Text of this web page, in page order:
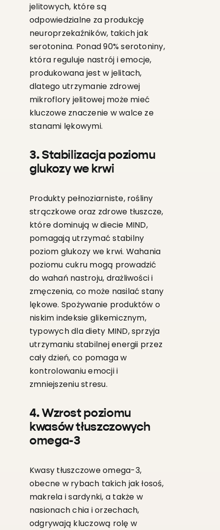
jelitowych, które są
odpowiedzialne za produkcję
neuroprzekaźników, takich jak
serotonina. Ponad 90% serotoniny,
która reguluje nastrój i emocje,
produkowana jest w jelitach,
dlatego utrzymanie zdrowej
mikroflory jelitowej może mieć
kluczowe znaczenie w walce ze
stanami lękowymi.
3. Stabilizacja poziomu
glukozy we krwi
Produkty pełnoziarniste, rośliny
strączkowe oraz zdrowe tłuszcze,
które dominują w diecie MIND,
pomagają utrzymać stabilny
poziom glukozy we krwi. Wahania
poziomu cukru mogą prowadzić
do wahań nastroju, drażliwości i
zmęczenia, co może nasilać stany
lękowe. Spożywanie produktów o
niskim indeksie glikemicznym,
typowych dla diety MIND, sprzyja
utrzymaniu stabilnej energii przez
cały dzień, co pomaga w
kontrolowaniu emocji i
zmniejszeniu stresu.
4. Wzrost poziomu
kwasów tłuszczowych
omega-3
Kwasy tłuszczowe omega-3,
obecne w rybach takich jak łosoś,
makrela i sardynki, a także w
nasionach chia i orzechach,
odgrywają kluczową rolę w